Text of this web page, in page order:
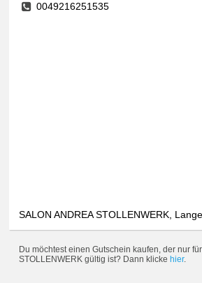
0049216251535
SALON ANDREA STOLLENWERK,
Du möchtest einen Gutschein kaufen, der nur
STOLLENWERK gültig ist? Dann klicke hier.